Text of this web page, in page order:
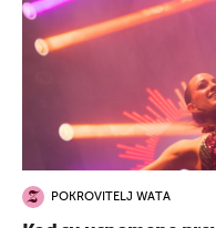
POKROVITELJ WATA